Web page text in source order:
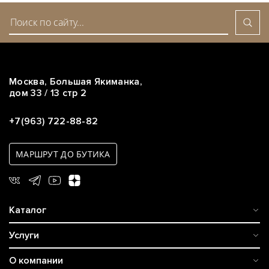
паспорте на часы
Москва, Большая Якиманка,
дом 33 / 13 стр 2
+7(963) 722-88-82
МАРШРУТ ДО БУТИКА
Каталог
Часы
Услуги
Первая часовая мануфактура
О компании